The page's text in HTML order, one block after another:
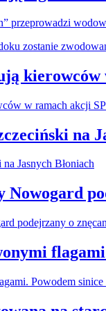
przeprowadzi
kierowców
na
Nowogard